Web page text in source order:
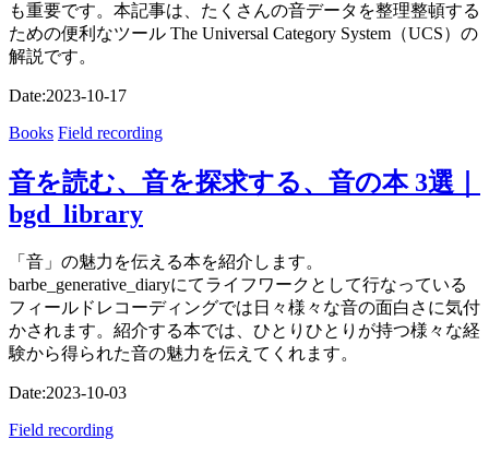
も重要です。本記事は、たくさんの音データを整理整頓する
ための便利なツール The Universal Category System（UCS）の
解説です。
Date:2023-10-17
Books Field recording
音を読む、音を探求する、音の本 3選｜
bgd_library
「音」の魅力を伝える本を紹介します。
barbe_generative_diaryにてライフワークとして行なっている
フィールドレコーディングでは日々様々な音の面白さに気付
かされます。紹介する本では、ひとりひとりが持つ様々な経
験から得られた音の魅力を伝えてくれます。
Date:2023-10-03
Field recording